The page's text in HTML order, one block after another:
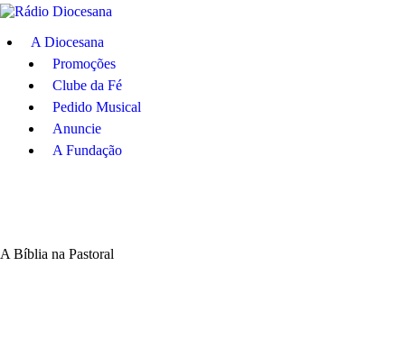
A Diocesana
Promoções
Clube da Fé
Pedido Musical
Anuncie
A Fundação
A Bíblia na Pastoral
A Diocesana
Promoções
Clube da Fé
A Fundação